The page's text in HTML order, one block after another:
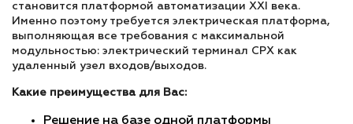
становится платформой автоматизации XXI века.
Именно поэтому требуется электрическая платформа,
выполняющая все требования с максимальной
модульностью: электрический терминал CPX как
удаленный узел входов/выходов.
Какие преимущества для Вас:
Решение на базе одной платформы